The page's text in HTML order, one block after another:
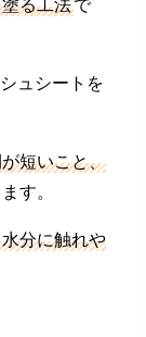
る工法で
ュシートを
短いこと、
す。
水分に触れや